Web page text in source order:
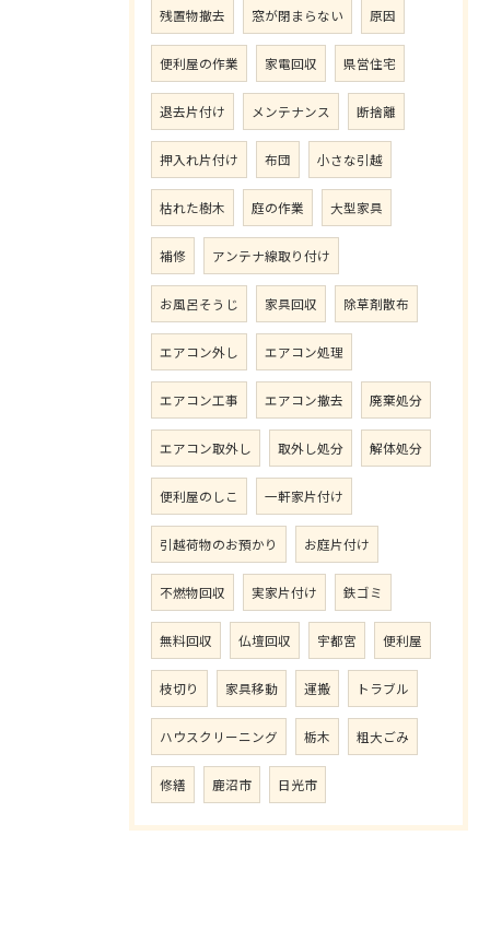
残置物撤去 窓が閉まらない 原因
便利屋の作業 家電回収 県営住宅
退去片付け メンテナンス 断捨離
押入れ片付け 布団 小さな引越
枯れた樹木 庭の作業 大型家具
補修 アンテナ線取り付け
お風呂そうじ 家具回収 除草剤散布
エアコン外し エアコン処理
エアコン工事 エアコン撤去 廃棄処分
エアコン取外し 取外し処分 解体処分
便利屋のしこ 一軒家片付け
引越荷物のお預かり お庭片付け
不燃物回収 実家片付け 鉄ゴミ
無料回収 仏壇回収 宇都宮 便利屋
枝切り 家具移動 運搬 トラブル
ハウスクリーニング 栃木 粗大ごみ
修繕 鹿沼市 日光市